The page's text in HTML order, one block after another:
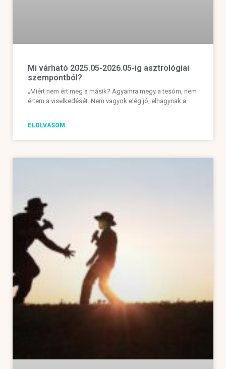
Mi várható 2025.05-2026.05-ig asztrológiai
szempontból?
„Miért nem ért meg a másik? Agyamra megy a tesóm, nem
értem a viselkedését. Nem vagyok elég jó, elhagynak a
ELOLVASOM